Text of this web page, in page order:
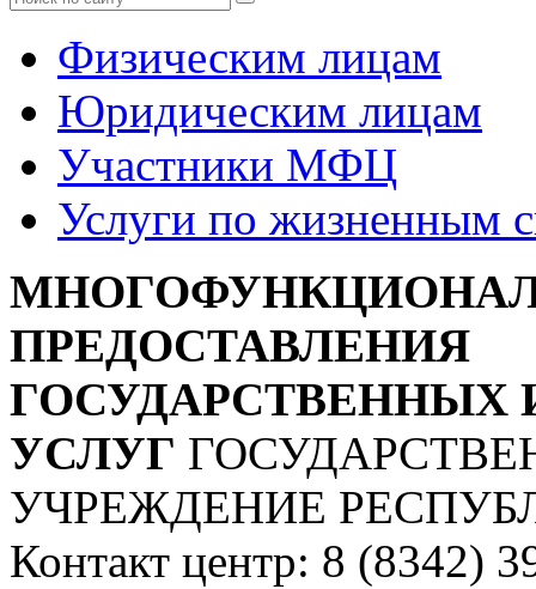
Физическим лицам
Юридическим лицам
Участники МФЦ
Услуги по жизненным
ПРЕДОСТАВЛЕНИЯ
УСЛУГ
УЧРЕЖДЕНИЕ
Контакт центр: 8 (8342)